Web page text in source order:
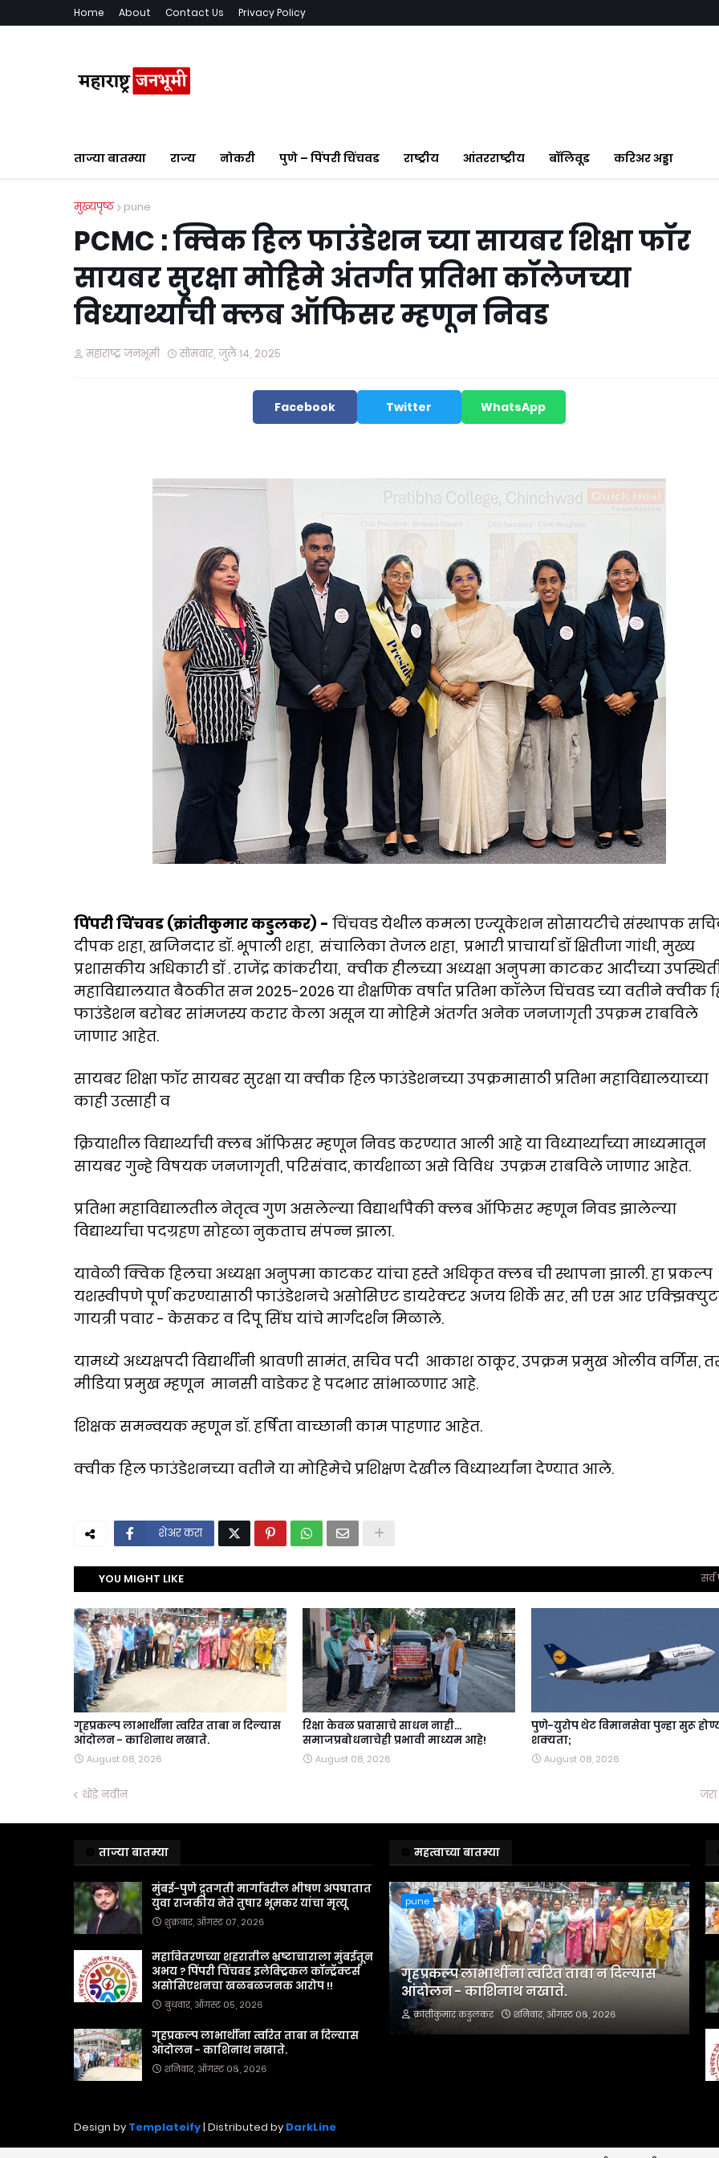
Home About Contact Us Privacy Policy
ताज्या बातम्या राज्य नोकरी पुणे – पिंपरी चिंचवड राष्ट्रीय आंतरराष्ट्रीय बॉलिवूड करिअर अड्डा
मुख्यपृष्ठ pune
PCMC : क्विक हिल फाउंडेशन च्या सायबर शिक्षा फॉर
सायबर सुरक्षा मोहिमे अंतर्गत प्रतिभा कॉलेजच्या
विध्यार्थ्याची क्लब ऑफिसर म्हणून निवड
महाराष्ट्र जनभूमी सोमवार, जुलै १४, २०२५
Facebook Twitter WhatsApp
पिंपरी चिंचवड (क्रांतीकुमार कडुलकर) - चिंचवड येथील कमला एज्यूकेशन सोसायटीचे संस्थापक
दीपक शहा, खजिनदार डॉ. भूपाली शहा, संचालिका तेजल शहा, प्रभारी प्राचार्या डॉ क्षितीजा गांधी, मुख्य
प्रशासकीय अधिकारी डॉ . राजेंद्र कांकरीया, क्वीक हीलच्या अध्यक्षा अनुपमा काटकर आदीच्या
महाविद्यालयात बैठकीत सन 2025-2026 या शैक्षणिक वर्षात प्रतिभा कॉलेज चिंचवड च्या वतीने क्वीक
फाउंडेशन बरोबर सांमजस्य करार केला असून या मोहिमे अंतर्गत अनेक जनजागृती उपक्रम राबविले
जाणार आहेत.
सायबर शिक्षा फॉर सायबर सुरक्षा या क्वीक हिल फाउंडेशनच्या उपक्रमासाठी प्रतिभा महाविद्यालयाच्या
काही उत्साही व
क्रियाशील विद्यार्थ्यांची क्लब ऑफिसर म्हणून निवड करण्यात आली आहे या विध्यार्थ्यांच्या माध्यमातून
सायबर गुन्हे विषयक जनजागृती, परिसंवाद, कार्यशाळा असे विविध उपक्रम राबविले जाणार आहेत.
प्रतिभा महाविद्यालतील नेतृत्व गुण असलेल्या विद्यार्थांपैकी क्लब ऑफिसर म्हणून निवड झालेल्या
विद्यार्थ्याचा पदग्रहण सोहळा नुकताच संपन्न झाला.
यावेळी क्विक हिलचा अध्यक्षा अनुपमा काटकर यांचा हस्ते अधिकृत क्लब ची स्थापना झाली. हा प्रकल्प
यशस्वीपणे पूर्ण करण्यासाठी फाउंडेशनचे असोसिएट डायरेक्टर अजय शिर्के सर, सी एस आर
गायत्री पवार - केसकर व दिपू सिंघ यांचे मार्गदर्शन मिळाले.
यामध्ये अध्यक्षपदी विद्यार्थीनी श्रावणी सामंत, सचिव पदी आकाश ठाकूर, उपक्रम प्रमुख ओलीव वर्गिस,
मीडिया प्रमुख म्हणून मानसी वाडेकर हे पदभार सांभाळणार आहे.
शिक्षक समन्वयक म्हणून डॉ. हर्षिता वाच्छानी काम पाहणार आहेत.
क्वीक हिल फाउंडेशनच्या वतीने या मोहिमेचे प्रशिक्षण देखील विध्यार्थ्यांना देण्यात आले.
शेअर करा
YOU MIGHT LIKE सर्व
गृहप्रकल्प लाभार्थींना त्वरित ताबा न दिल्यास
आंदोलन - काशिनाथ नखाते.
August 08, 2026
रिक्षा केवळ प्रवासाचे साधन नाही…
समाजप्रबोधनाचेही प्रभावी माध्यम आहे!
August 08, 2026
पुणे-युरोप थेट विमानसेवा पुन्हा सुरू
शक्यता;
August 08, 2026
थोडे नवीन
ताज्या बातम्या
मुंबई-पुणे द्रुतगती मार्गावरील भीषण अपघातात
युवा राजकीय नेते तुषार भूमकर यांचा मृत्यू
शुक्रवार, ऑगस्ट ०७, २०२६
महावितरणच्या शहरातील भ्रष्टाचाराला मुंबईतून
अभय ? पिंपरी चिंचवड इलेक्ट्रिकल कॉन्ट्रॅक्टर्स
असोसिएशनचा खळबळजनक आरोप !!
बुधवार, ऑगस्ट ०५, २०२६
गृहप्रकल्प लाभार्थींना त्वरित ताबा न दिल्यास
आंदोलन - काशिनाथ नखाते.
शनिवार, ऑगस्ट ०८, २०२६
महत्वाच्या बातम्या
pune
गृहप्रकल्प लाभार्थींना त्वरित ताबा न दिल्यास
आंदोलन - काशिनाथ नखाते.
क्रांतीकुमार कडुलकर शनिवार, ऑगस्ट ०८, २०२६
Design by Templateify| Distributed by DarkLine